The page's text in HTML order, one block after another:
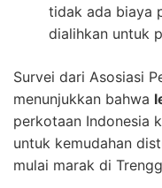
tidak ada biaya
dialihkan untuk
Survei dari Asosiasi
menunjukkan bahwa
perkotaan Indonesia
untuk kemudahan
mulai marak di